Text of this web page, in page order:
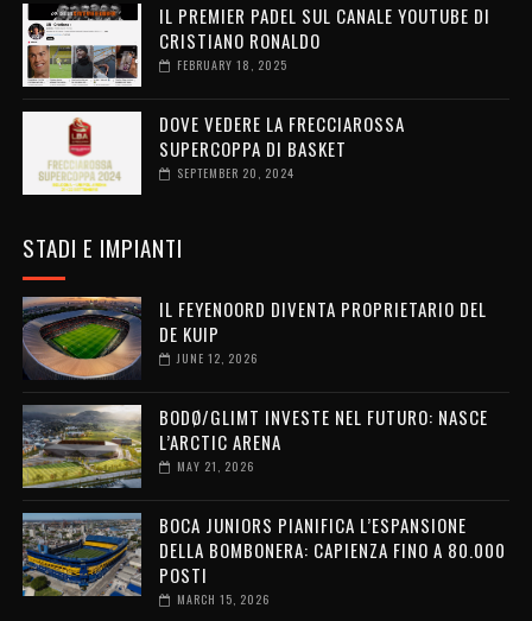
IL PREMIER PADEL SUL CANALE YOUTUBE DI
CRISTIANO RONALDO
FEBRUARY 18, 2025
DOVE VEDERE LA FRECCIAROSSA
SUPERCOPPA DI BASKET
SEPTEMBER 20, 2024
STADI E IMPIANTI
IL FEYENOORD DIVENTA PROPRIETARIO DEL
DE KUIP
JUNE 12, 2026
BODØ/GLIMT INVESTE NEL FUTURO: NASCE
L’ARCTIC ARENA
MAY 21, 2026
BOCA JUNIORS PIANIFICA L’ESPANSIONE
DELLA BOMBONERA: CAPIENZA FINO A 80.000
POSTI
MARCH 15, 2026